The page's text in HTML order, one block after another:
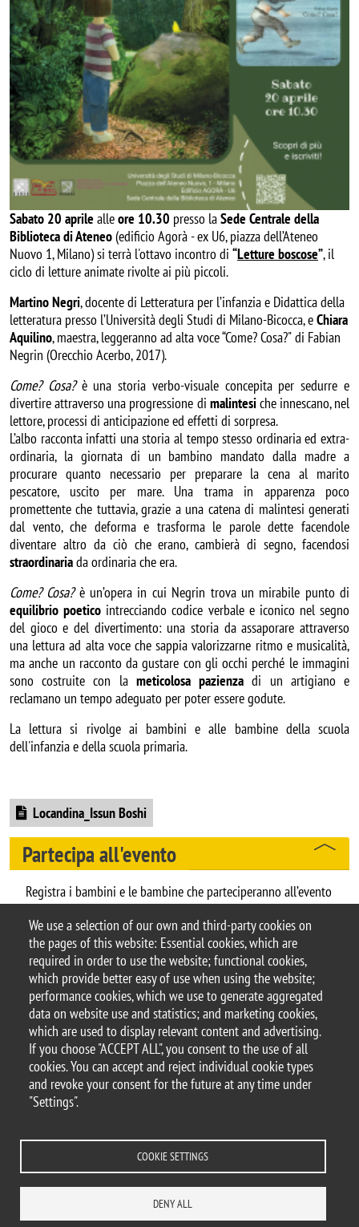
We use a selection of our own and third-party cookies on
the pages of this website: Essential cookies, which are
required in order to use the website; functional cookies,
which provide better easy of use when using the website;
performance cookies, which we use to generate aggregated
data on website use and statistics; and marketing cookies,
which are used to display relevant content and advertising.
If you choose "ACCEPT ALL", you consent to the use of all
cookies. You can accept and reject individual cookie types
and revoke your consent for the future at any time under
"Settings".
COOKIE SETTINGS
DENY ALL
Sabato 20 aprile alleore 10.30 presso laSede Centrale della
Biblioteca di Ateneo(edificio Agorà - ex U6, piazza dell’Ateneo
Nuovo 1, Milano) si terrà l'ottavo incontro di “Letture boscose”, il
ciclo di letture animate rivolte ai più piccoli.
Martino Negri, docente di Letteratura per l’infanzia e Didattica della
letteratura presso l’Università degli Studi di Milano-Bicocca, eChiara
Aquilino, maestra,leggeranno ad alta voce “Come? Cosa?"di Fabian
Negrin (Orecchio Acerbo, 2017).
Come? Cosa?è una storia verbo-visuale concepita per sedurre e
divertire attraverso una progressione di malintesiche innescano, nel
lettore, processi di anticipazione ed effetti di sorpresa.
L’albo racconta infatti una storia al tempo stesso ordinaria ed extra-
ordinaria, la giornata di un bambino mandato dalla madre a
procurare quanto necessario per preparare la cena al marito
pescatore, uscito per mare. Una trama in apparenza poco
promettente che tuttavia, grazie a una catena di malintesi generati
dal vento, che deforma e trasforma le parole dette facendole
diventare altro da ciò che erano, cambierà di segno, facendosi
straordinariada ordinaria che era.
Come? Cosa?è un’opera in cui Negrin trova un mirabile punto di
equilibrio poetico intrecciando codice verbale e iconico nel segno
del gioco e del divertimento: una storia da assaporare attraverso
una lettura ad alta voce che sappia valorizzarne ritmo e musicalità,
ma anche un racconto da gustare con gli occhi perché le immagini
sono costruite con la meticolosa pazienza di un artigiano e
reclamano un tempo adeguato per poter essere godute.
La lettura si rivolge ai bambini e alle bambine della scuola
dell'infanzia e della scuola primaria.
DocumentLocandina_Issun Boshi
Partecipa all'evento
Registra i bambini e le bambine che parteciperanno all’evento
compilandoquesto modulo.
Argomento
Leggo anch'io
© 2025 University of Milano-Bicocca
Piazza dell'Ateneo Nuovo, 1 - 20126, Milan
PEC address: ateneo.bicocca@pec.unimib.it
Accessibility statement
Statistiche di accesso Change your mind on cookies